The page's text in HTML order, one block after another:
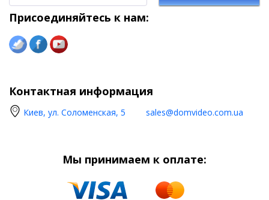
Присоединяйтесь к нам:
Контактная информация
Киев, ул. Соломенская, 5 sales@domvideo.com.ua
Мы принимаем к оплате: